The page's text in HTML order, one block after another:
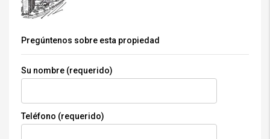
Pregúntenos sobre esta propiedad
Su nombre (requerido)
Teléfono (requerido)